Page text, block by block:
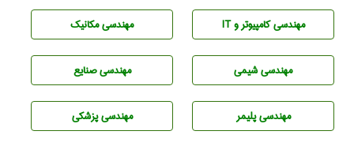
مهندسی كامپيوتر و IT مهندسی مکانیک
مهندسي شيمی مهندسی صنايع
مهندسی پليمر مهندسی پزشکی